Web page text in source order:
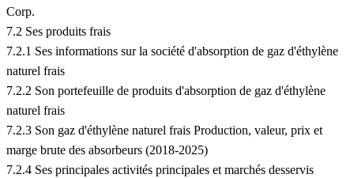
Corp.
7.2 Ses produits frais
7.2.1 Ses informations sur la société d'absorption de gaz d'éthylène
naturel frais
7.2.2 Son portefeuille de produits d'absorption de gaz d'éthylène
naturel frais
7.2.3 Son gaz d'éthylène naturel frais Production, valeur, prix et
marge brute des absorbeurs (2018-2025)
7.2.4 Ses principales activités principales et marchés desservis